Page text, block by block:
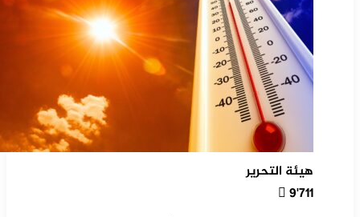
هيئة التحرير
9٬711